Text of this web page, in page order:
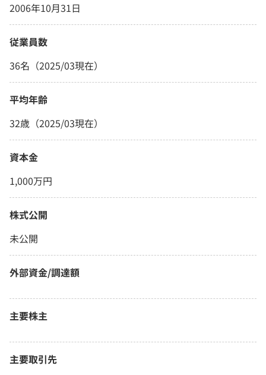
2006年10月31日
従業員数
36名（2025/03現在）
平均年齢
32歳（2025/03現在）
資本金
1,000万円
株式公開
未公開
外部資金/調達額
主要株主
主要取引先